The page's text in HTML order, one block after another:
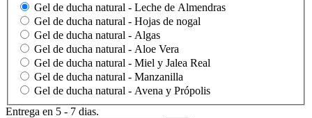
Gel de ducha natural - Leche de Almendras
Gel de ducha natural - Hojas de nogal
Gel de ducha natural - Algas
Gel de ducha natural - Aloe Vera
Gel de ducha natural - Miel y Jalea Real
Gel de ducha natural - Manzanilla
Gel de ducha natural - Avena y Própolis
Entrega en 5 - 7 dias.